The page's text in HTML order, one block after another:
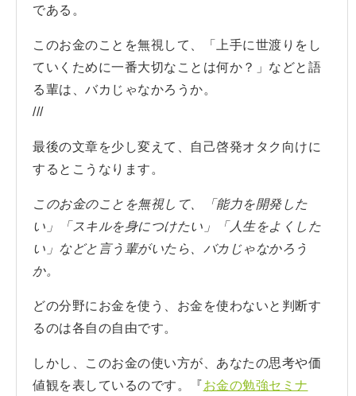
である。
このお金のことを無視して、「上手に世渡りをし
ていくために一番大切なことは何か？」などと語
る輩は、バカじゃなかろうか。
///
最後の文章を少し変えて、自己啓発オタク向けに
するとこうなります。
このお金のことを無視して、「能力を開発した
い」「スキルを身につけたい」「人生をよくした
い」などと言う輩がいたら、バカじゃなかろう
か。
どの分野にお金を使う、お金を使わないと判断す
るのは各自の自由です。
しかし、このお金の使い方が、あなたの思考や価
値観を表しているのです。『お金の勉強セミナ